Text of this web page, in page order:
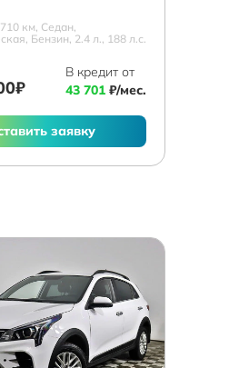
км, Седан,
Бензин, 2.4 л., 188 л.с.
В кредит от
43 701 ₽/мес.
заявку